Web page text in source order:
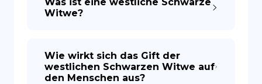
Witwe?
Wie wirkt sich das Gift der
westlichen Schwarzen Witwe auf
den Menschen aus?